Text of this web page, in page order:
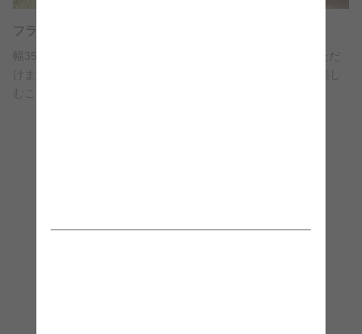
フラットスペース
幅35.5×奥行28.5cmのスペースで自由にディスプレイしていただ
けます。お気に入りのコレクションを飾ったりレイアウトを楽し